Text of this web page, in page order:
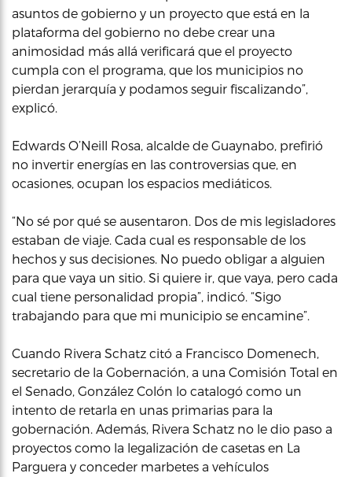
asuntos de gobierno y un proyecto que está en la
plataforma del gobierno no debe crear una
animosidad más allá verificará que el proyecto
cumpla con el programa, que los municipios no
pierdan jerarquía y podamos seguir fiscalizando”,
explicó.
Edwards O’Neill Rosa, alcalde de Guaynabo, prefirió
no invertir energías en las controversias que, en
ocasiones, ocupan los espacios mediáticos.
“No sé por qué se ausentaron. Dos de mis legisladores
estaban de viaje. Cada cual es responsable de los
hechos y sus decisiones. No puedo obligar a alguien
para que vaya un sitio. Si quiere ir, que vaya, pero cada
cual tiene personalidad propia”, indicó. “Sigo
trabajando para que mi municipio se encamine”.
Cuando Rivera Schatz citó a Francisco Domenech,
secretario de la Gobernación, a una Comisión Total en
el Senado, González Colón lo catalogó como un
intento de retarla en unas primarias para la
gobernación. Además, Rivera Schatz no le dio paso a
proyectos como la legalización de casetas en La
Parguera y conceder marbetes a vehículos